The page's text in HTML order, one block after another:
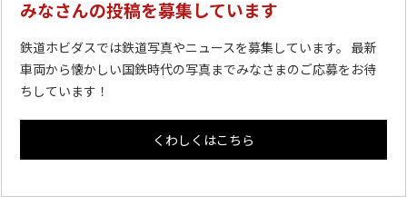
みなさんの投稿を募集しています
鉄道ホビダスでは鉄道写真やニュースを募集しています。 最新
車両から懐かしい国鉄時代の写真までみなさまのご応募をお待
ちしています！
くわしくはこちら